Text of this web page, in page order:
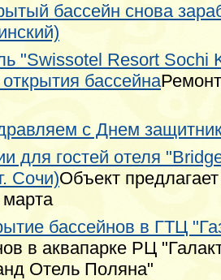
бассейн снова
"Swissotel Resort Sochi
бассейна
с Днем
для гостей отеля
Сочи)Объект
бассейнов в ГТЦ
в аквапарке РЦ
Отель Поляна"